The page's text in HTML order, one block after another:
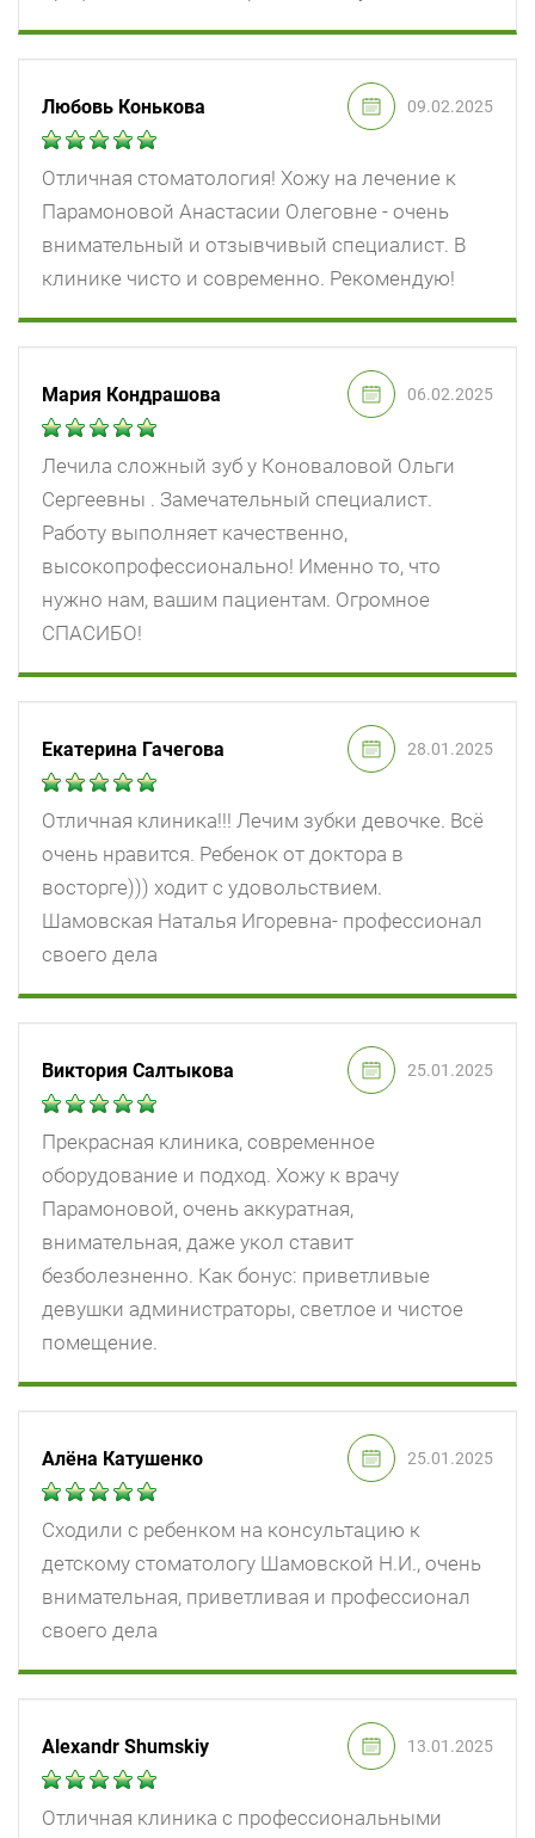
Любовь Конькова 09.02.2025
Отличная стоматология! Хожу на лечение к
Парамоновой Анастасии Олеговне - очень
внимательный и отзывчивый специалист. В
клинике чисто и современно. Рекомендую!
Мария Кондрашова 06.02.2025
Лечила сложный зуб у Коноваловой Ольги
Сергеевны . Замечательный специалист.
Работу выполняет качественно,
высокопрофессионально! Именно то, что
нужно нам, вашим пациентам. Огромное
СПАСИБО!
Екатерина Гачегова 28.01.2025
Отличная клиника!!! Лечим зубки девочке. Всё
очень нравится. Ребенок от доктора в
восторге))) ходит с удовольствием.
Шамовская Наталья Игоревна- профессионал
своего дела
Виктория Салтыкова 25.01.2025
Прекрасная клиника, современное
оборудование и подход. Хожу к врачу
Парамоновой, очень аккуратная,
внимательная, даже укол ставит
безболезненно. Как бонус: приветливые
девушки администраторы, светлое и чистое
помещение.
Алёна Катушенко 25.01.2025
Сходили с ребенком на консультацию к
детскому стоматологу Шамовской Н.И., очень
внимательная, приветливая и профессионал
своего дела
Alexandr Shumskiy 13.01.2025
Отличная клиника с профессиональными